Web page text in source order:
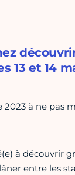
13 et 14
à ne pas
à découvrir
entre les